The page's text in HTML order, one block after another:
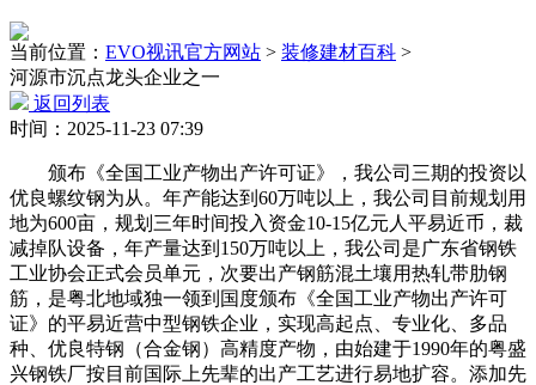
当前位置： EVO视讯官方网站 > 装修建材百科 >
河源市沉点龙头企业之一
返回列表
时间：2025-11-23 07:39
颁布《全国工业产物出产许可证》，我公司三期的投资以
优良螺纹钢为从。年产能达到60万吨以上，我公司目前规划用
地为600亩，规划三年时间投入资金10-15亿元人平易近币，裁
减掉队设备，年产量达到150万吨以上，我公司是广东省钢铁
工业协会正式会员单元，次要出产钢筋混土壤用热轧带肋钢
筋，是粤北地域独一领到国度颁布《全国工业产物出产许可
证》的平易近营中型钢铁企业，实现高起点、专业化、多品
种、优良特钢（合金钢）高精度产物，由始建于1990年的粤盛
兴钢铁厂按目前国际上先辈的出产工艺进行易地扩容。添加先